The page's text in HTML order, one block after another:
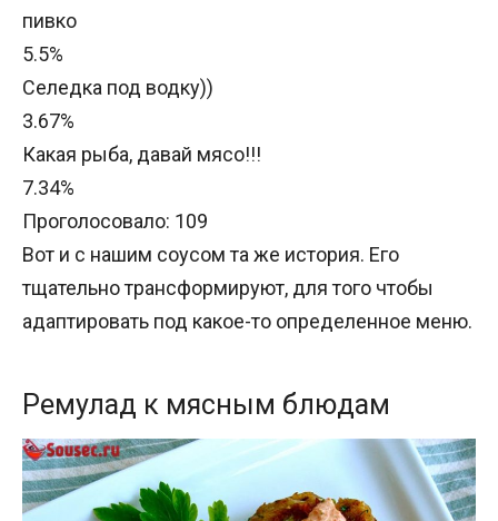
пивко
5.5%
Селедка под водку))
3.67%
Какая рыба, давай мясо!!!
7.34%
Проголосовало: 109
Вот и с нашим соусом та же история. Его
тщательно трансформируют, для того чтобы
адаптировать под какое-то определенное меню.
Ремулад к мясным блюдам